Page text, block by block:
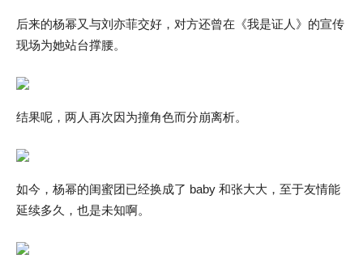
后来的杨幂又与刘亦菲交好，对方还曾在《我是证人》的宣传
现场为她站台撑腰。
结果呢，两人再次因为撞角色而分崩离析。
如今，杨幂的闺蜜团已经换成了 baby 和张大大，至于友情能
延续多久，也是未知啊。